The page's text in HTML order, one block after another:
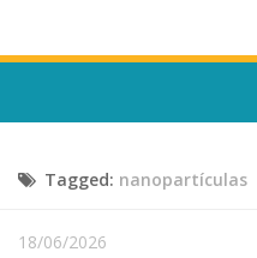
Escola, Institutos e Órgãos
Núcleos e Comissões
Tagged: nanopartículas
18/06/2026